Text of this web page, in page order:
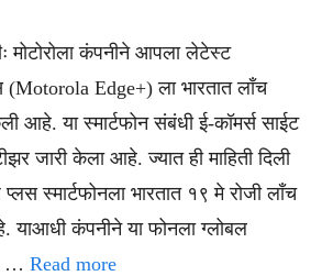
मोटोरोला कंपनीने आपला लेटेस्ट
(Motorola Edge+) ला भारतात लाँच
आहे. या स्मार्टफोन संबंधी ई-कॉमर्स साईट
जारी केला आहे. ज्यात ही माहिती दिली
स्मार्टफोनला भारतात १९ मे रोजी लाँच
याआधी कंपनीने या फोनला ग्लोबल
… Read more